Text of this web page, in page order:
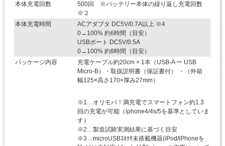
本体充電回数
500回 ※バッテリー本体の繰り返し充電回数
※２
本体充電時間
ACアダプタ DC5V/0.7A以上 ※4
0→100% 約6時間（目安）
USBポート DC5V/0.5A
0→100% 約8時間（目安）
パッケージ内容
充電ケーブル約20cm × 1本（USB-A ー USB
Micro-B）・取扱説明書（保証書付） ・（外箱
幅125×高さ170×厚み27mm）
※1…オリモバ！満充電でスマートフォン約1.3
回の充電が可能（iphone4/4s/5を基準としていま
す）
※2…製造試験実測結果に基づく目安
※3…microUSBｺﾈｸﾀ未搭載機器(iPod/iPhoneを